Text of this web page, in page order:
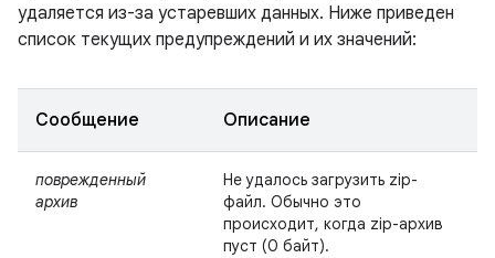
удаляется из-за устаревших данных. Ниже приведен
список текущих предупреждений и их значений:
Сообщение Описание
поврежденный
архив
Не удалось загрузить zip-
файл. Обычно это
происходит, когда zip-архив
пуст (0 байт).